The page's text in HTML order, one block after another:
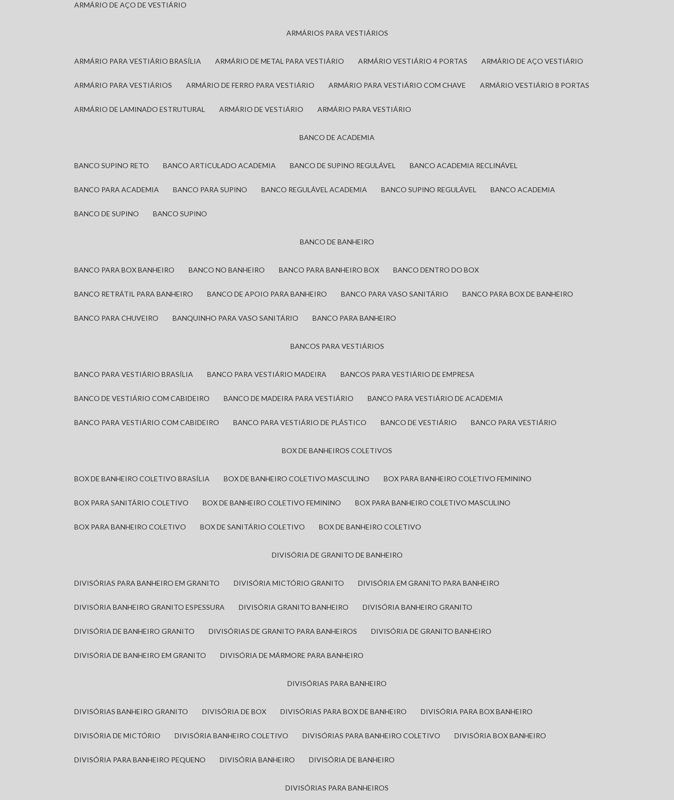
ARMÁRIO DE AÇO DE VESTIÁRIO
ARMÁRIOS PARA VESTIÁRIOS
ARMÁRIO PARA VESTIÁRIO BRASÍLIA ARMÁRIO DE METAL PARA VESTIÁRIO ARMÁRIO VESTIÁRIO 4 PORTAS ARMÁRIO DE AÇO VESTIÁRIO
ARMÁRIO PARA VESTIÁRIOS ARMÁRIO DE FERRO PARA VESTIÁRIO ARMÁRIO PARA VESTIÁRIO COM CHAVE ARMÁRIO VESTIÁRIO 8 PORTAS
ARMÁRIO DE LAMINADO ESTRUTURAL ARMÁRIO DE VESTIÁRIO ARMÁRIO PARA VESTIÁRIO
BANCO DE ACADEMIA
BANCO SUPINO RETO BANCO ARTICULADO ACADEMIA BANCO DE SUPINO REGULÁVEL BANCO ACADEMIA RECLINÁVEL
BANCO PARA ACADEMIA BANCO PARA SUPINO BANCO REGULÁVEL ACADEMIA BANCO SUPINO REGULÁVEL BANCO ACADEMIA
BANCO DE SUPINO BANCO SUPINO
BANCO DE BANHEIRO
BANCO PARA BOX BANHEIRO BANCO NO BANHEIRO BANCO PARA BANHEIRO BOX BANCO DENTRO DO BOX
BANCO RETRÁTIL PARA BANHEIRO BANCO DE APOIO PARA BANHEIRO BANCO PARA VASO SANITÁRIO BANCO PARA BOX DE BANHEIRO
BANCO PARA CHUVEIRO BANQUINHO PARA VASO SANITÁRIO BANCO PARA BANHEIRO
BANCOS PARA VESTIÁRIOS
BANCO PARA VESTIÁRIO BRASÍLIA BANCO PARA VESTIÁRIO MADEIRA BANCOS PARA VESTIÁRIO DE EMPRESA
BANCO DE VESTIÁRIO COM CABIDEIRO BANCO DE MADEIRA PARA VESTIÁRIO BANCO PARA VESTIÁRIO DE ACADEMIA
BANCO PARA VESTIÁRIO COM CABIDEIRO BANCO PARA VESTIÁRIO DE PLÁSTICO BANCO DE VESTIÁRIO BANCO PARA VESTIÁRIO
BOX DE BANHEIROS COLETIVOS
BOX DE BANHEIRO COLETIVO BRASÍLIA BOX DE BANHEIRO COLETIVO MASCULINO BOX PARA BANHEIRO COLETIVO FEMININO
BOX PARA SANITÁRIO COLETIVO BOX DE BANHEIRO COLETIVO FEMININO BOX PARA BANHEIRO COLETIVO MASCULINO
BOX PARA BANHEIRO COLETIVO BOX DE SANITÁRIO COLETIVO BOX DE BANHEIRO COLETIVO
DIVISÓRIA DE GRANITO DE BANHEIRO
DIVISÓRIAS PARA BANHEIRO EM GRANITO DIVISÓRIA MICTÓRIO GRANITO DIVISÓRIA EM GRANITO PARA BANHEIRO
DIVISÓRIA BANHEIRO GRANITO ESPESSURA DIVISÓRIA GRANITO BANHEIRO DIVISÓRIA BANHEIRO GRANITO
DIVISÓRIA DE BANHEIRO GRANITO DIVISÓRIAS DE GRANITO PARA BANHEIROS DIVISÓRIA DE GRANITO BANHEIRO
DIVISÓRIA DE BANHEIRO EM GRANITO DIVISÓRIA DE MÁRMORE PARA BANHEIRO
DIVISÓRIAS PARA BANHEIRO
DIVISÓRIAS BANHEIRO GRANITO DIVISÓRIA DE BOX DIVISÓRIAS PARA BOX DE BANHEIRO DIVISÓRIA PARA BOX BANHEIRO
DIVISÓRIA DE MICTÓRIO DIVISÓRIA BANHEIRO COLETIVO DIVISÓRIAS PARA BANHEIRO COLETIVO DIVISÓRIA BOX BANHEIRO
DIVISÓRIA PARA BANHEIRO PEQUENO DIVISÓRIA BANHEIRO DIVISÓRIA DE BANHEIRO
DIVISÓRIAS PARA BANHEIROS